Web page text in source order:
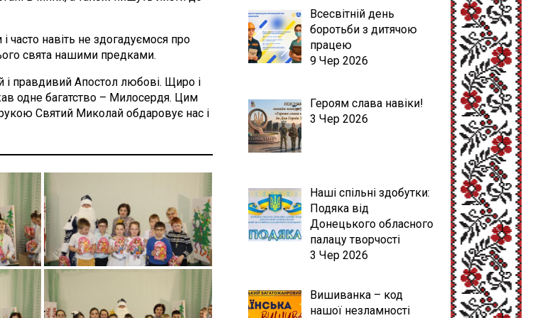
часто навіть не здогадуємося про
свята нашими предками.
правдивий Апостол любові. Щиро і
одне багатство – Милосердя. Цим
Святий Миколай обдаровує нас і
Всесвітній день
боротьби з дитячою
працею
9 Чер 2026
Героям слава навіки!
3 Чер 2026
Наші спільні здобутки:
Подяка від
Донецького обласного
палацу творчості
3 Чер 2026
Вишиванка – код
нашої незламності